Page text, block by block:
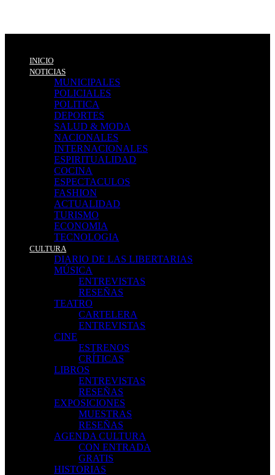
INICIO
NOTICIAS
MUNICIPALES
POLICIALES
POLITICA
DEPORTES
SALUD & MODA
NACIONALES
INTERNACIONALES
ESPIRITUALIDAD
COCINA
ESPECTACULOS
FASHION
ACTUALIDAD
TURISMO
ECONOMIA
TECNOLOGIA
CULTURA
DIARIO DE LAS LIBERTARIAS
MÚSICA
ENTREVISTAS
RESEÑAS
TEATRO
CARTELERA
ENTREVISTAS
CINE
ESTRENOS
CRÍTICAS
LIBROS
ENTREVISTAS
RESEÑAS
EXPOSICIONES
MUESTRAS
RESEÑAS
AGENDA CULTURA
CON ENTRADA
GRATIS
HISTORIAS